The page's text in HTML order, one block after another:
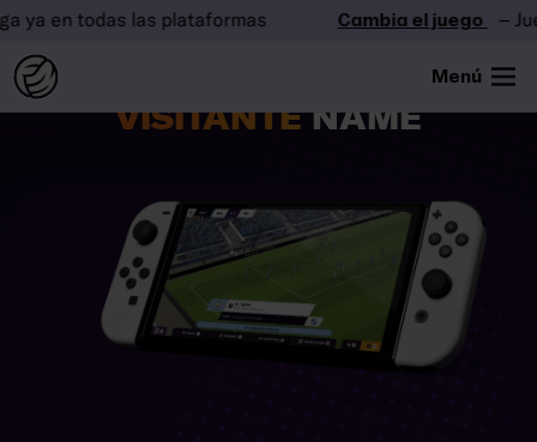
en todas las plataformas Cambia el juego –
Menú
DOMINA COMO LOCAL O
VISITANTE NAME